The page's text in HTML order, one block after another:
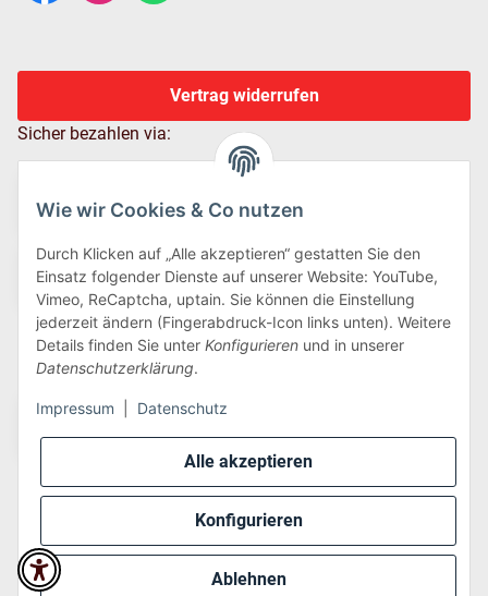
Alle akzeptieren
Konfigurieren
Ablehnen
Wie wir Cookies & Co nutzen
Durch Klicken auf „Alle akzeptieren“ gestatten Sie den
Einsatz folgender Dienste auf unserer Website: YouTube,
Vimeo, ReCaptcha, uptain. Sie können die Einstellung
jederzeit ändern (Fingerabdruck-Icon links unten). Weitere
Details finden Sie unter Konfigurieren und in unserer
Datenschutzerklärung.
Impressum Datenschutz
Vertrag widerrufen
Sicher bezahlen via:
Wir versenden via:
* Alle Preise inkl. gesetzlicher USt., zzgl.Versand
Perfected byDreizack Medien